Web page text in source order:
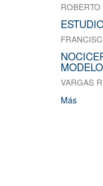
VARGAS
Más